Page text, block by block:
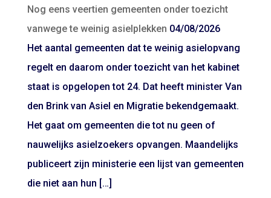
Nog eens veertien gemeenten onder toezicht
vanwege te weinig asielplekken 04/08/2026
Het aantal gemeenten dat te weinig asielopvang
regelt en daarom onder toezicht van het kabinet
staat is opgelopen tot 24. Dat heeft minister Van
den Brink van Asiel en Migratie bekendgemaakt.
Het gaat om gemeenten die tot nu geen of
nauwelijks asielzoekers opvangen. Maandelijks
publiceert zijn ministerie een lijst van gemeenten
die niet aan hun […]